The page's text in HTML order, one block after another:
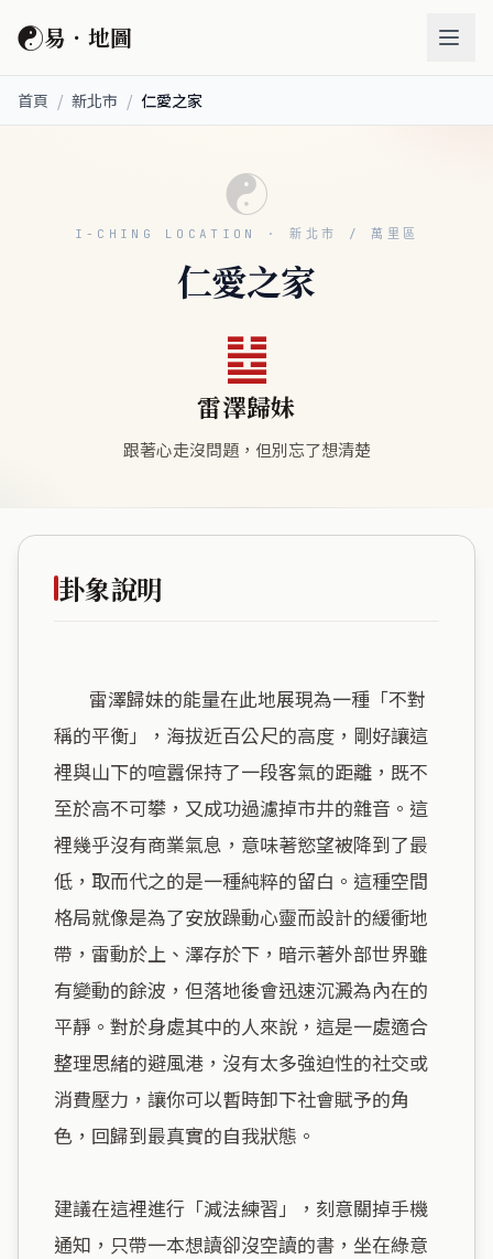
☯易．地圖
首頁 / 新北市 / 仁愛之家
☯
I-CHING LOCATION · 新北市 / 萬里區
仁愛之家
䷵
雷澤歸妹
跟著心走沒問題，但別忘了想清楚
卦象說明
稱的平衡」，海拔近百公尺的高度，剛好讓這
裡與山下的喧囂保持了一段客氣的距離，既不
至於高不可攀，又成功過濾掉市井的雜音。這
裡幾乎沒有商業氣息，意味著慾望被降到了最
低，取而代之的是一種純粹的留白。這種空間
格局就像是為了安放躁動心靈而設計的緩衝地
帶，雷動於上、澤存於下，暗示著外部世界雖
有變動的餘波，但落地後會迅速沉澱為內在的
平靜。對於身處其中的人來說，這是一處適合
整理思緒的避風港，沒有太多強迫性的社交或
消費壓力，讓你可以暫時卸下社會賦予的角
色，回歸到最真實的自我狀態。
建議在這裡進行「減法練習」，刻意關掉手機
通知，只帶一本想讀卻沒空讀的書，坐在綠意